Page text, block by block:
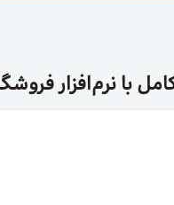
با نرم‌افزار